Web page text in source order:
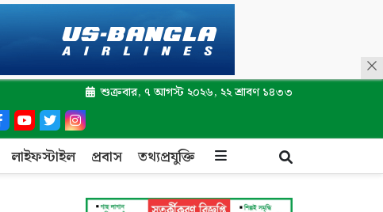
শুক্রবার, ৭ আগস্ট ২০২৬, ২২ শ্রাবণ ১৪৩৩
লাইফস্টাইল প্রবাস তথ্যপ্রযুক্তি